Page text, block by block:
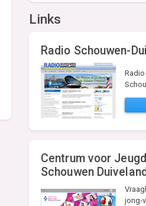
Links
Radio Schouwen-
Centrum voor
Schouwen Duiveland
jong-